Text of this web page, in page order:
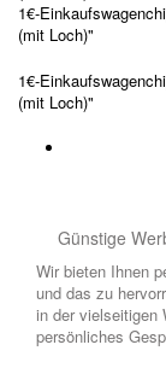
1€-
(mit Loch)"
1€-
(mit Loch)"
Günstige
Wir bieten Ihnen
und das zu
in der vielseitigen
persönliches